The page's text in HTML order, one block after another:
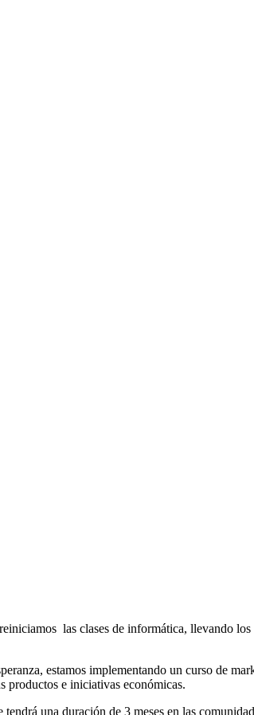
las clases de informática, llevando los
estamos implementando un curso de
productos e iniciativas económicas.
una duración de 3 meses en las